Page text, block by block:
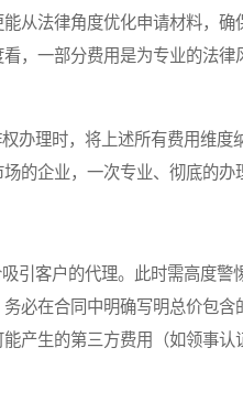
从法律角度优化申请材料，
，一部分费用是为专业的法
理时，将上述所有费用维度
的企业，一次专业、彻底的办
客户的代理。此时需高度警
必在合同中明确写明总价包
产生的第三方费用（如领事认